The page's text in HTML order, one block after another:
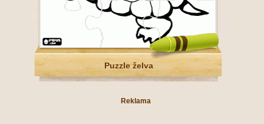
Puzzle želva
Reklama